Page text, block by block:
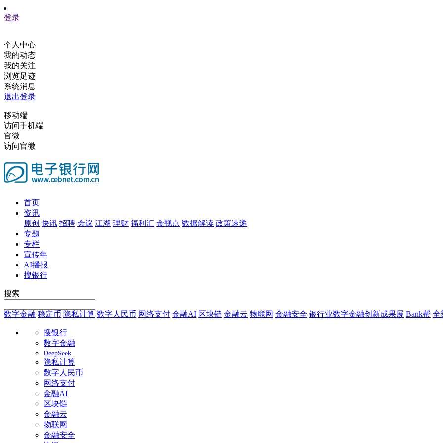
登录
个人中心
我的动态
我的关注
浏览足迹
系统消息
退出登录
移动端
访问手机端
官微
访问官微
首页
资讯
原创 快讯 招聘 会议 江湖 理财 福利汇 金视点 数据解读 政策速递
专题
专栏
宣传年
AI播报
搜银行
搜索
数字金融 稳定币 隐私计算 数字人民币 网络支付 金融AI 区块链 金融云 物联网 金融安全 银行业数字金融创新成果展 Bank帮 全
搜银行
数字金融
DeepSeek
隐私计算
数字人民币
网络支付
金融AI
区块链
金融云
物联网
金融安全